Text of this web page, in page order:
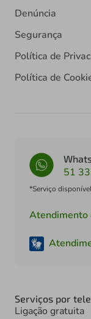
Denúncia
Segurança
Política de
Política de
51
*Serviço
Atendimento
Serviços por
Ligação gratuita